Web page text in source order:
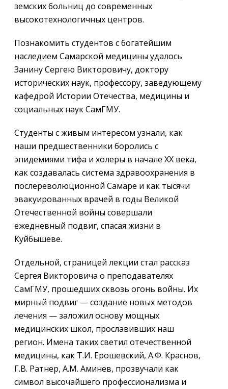
земских больниц до современных
высокотехнологичных центров.
Познакомить студентов с богатейшим
наследием Самарской медицины удалось
Занину Сергею Викторовичу, доктору
исторических наук, профессору, заведующему
кафедрой Истории Отечества, медицины и
социальных наук СамГМУ.
Студенты с живым интересом узнали, как
наши предшественники боролись с
эпидемиями тифа и холеры в начале XX века,
как создавалась система здравоохранения в
послереволюционной Самаре и как тысячи
эвакуированных врачей в годы Великой
Отечественной войны совершали
ежедневный подвиг, спасая жизни в
Куйбышеве.
Отдельной, страницей лекции стал рассказ
Сергея Викторовича о преподавателях
СамГМУ, прошедших сквозь огонь войны. Их
мирный подвиг — создание новых методов
лечения — заложил основу мощных
медицинских школ, прославивших наш
регион. Имена таких светил отечественной
медицины, как Т.И. Ерошевский, А.Ф. Краснов,
Г.В. Ратнер, А.М. Аминев, прозвучали как
символ высочайшего профессионализма и